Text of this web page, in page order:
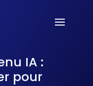
IA :
pour